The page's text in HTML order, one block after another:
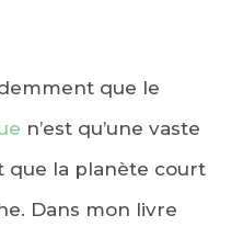
que le
n’est qu’une vaste
que la planète court
Dans mon livre